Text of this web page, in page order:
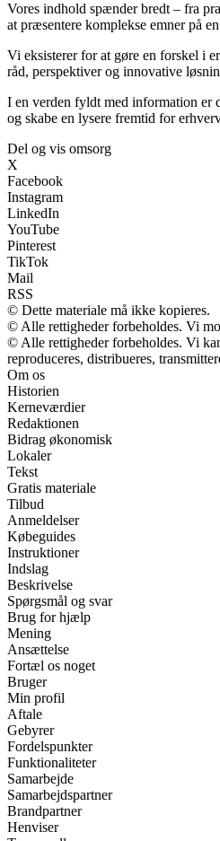
Vores indhold spænder bredt – fra
at præsentere komplekse emner på
Vi eksisterer for at gøre en forskel i
råd, perspektiver og innovative
I en verden fyldt med information er
og skabe en lysere fremtid for
Del og vis omsorg
X
Facebook
Instagram
LinkedIn
YouTube
Pinterest
TikTok
Mail
RSS
© Dette materiale må ikke kopieres.
© Alle rettigheder forbeholdes. Vi
© Alle rettigheder forbeholdes. Vi
reproduceres, distribueres,
Om os
Historien
Kerneværdier
Redaktionen
Bidrag økonomisk
Lokaler
Tekst
Gratis materiale
Tilbud
Anmeldelser
Købeguides
Instruktioner
Indslag
Beskrivelse
Spørgsmål og svar
Brug for hjælp
Mening
Ansættelse
Fortæl os noget
Bruger
Min profil
Aftale
Gebyrer
Fordelspunkter
Funktionaliteter
Samarbejde
Samarbejdspartner
Brandpartner
Henviser